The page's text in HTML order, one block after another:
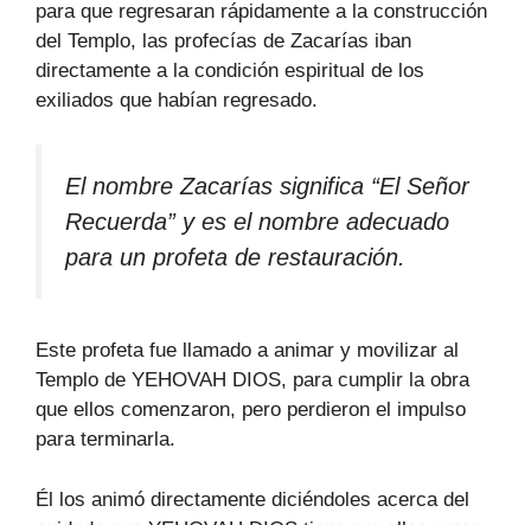
para que regresaran rápidamente a la construcción
del Templo, las profecías de Zacarías iban
directamente a la condición espiritual de los
exiliados que habían regresado.
El nombre Zacarías significa “El Señor
Recuerda” y es el nombre adecuado
para un profeta de restauración.
Este profeta fue llamado a animar y movilizar al
Templo de YEHOVAH DIOS, para cumplir la obra
que ellos comenzaron, pero perdieron el impulso
para terminarla.
Él los animó directamente diciéndoles acerca del